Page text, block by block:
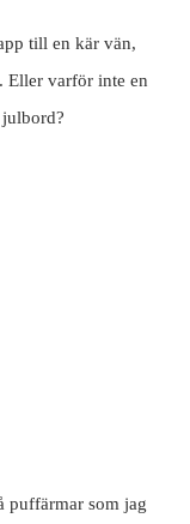
till en kär vän,
Eller varför inte en
puffärmar som jag